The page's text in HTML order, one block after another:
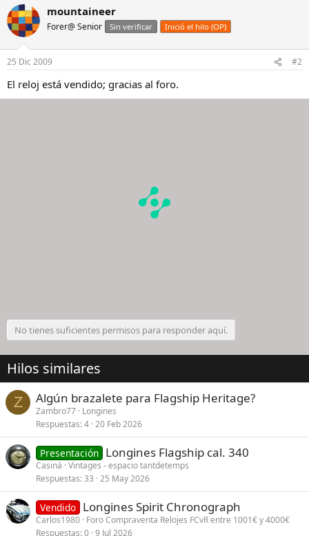
mountaineer
Forer@ Senior Sin verificar Inició el hilo (OP)
25 Dic 2009 #2
El reloj está vendido; gracias al foro.
No tienes suficientes permisos para responder aquí.
Hilos similares
Z Algún brazalete para Flagship Heritage?
Zambro77 Longines
Respuestas 4 20 Feb 2026
Presentación Longines Flagship cal. 340
Casiná Vintages - espacio tantdetemps
Respuestas 33 25 May 2026
Vendido Longines Spirit Chronograph
Carlos1980 Foro Compraventa Relojes FCvR entre 1001€ y 4000€
Respuestas 0 9 Jul 2026